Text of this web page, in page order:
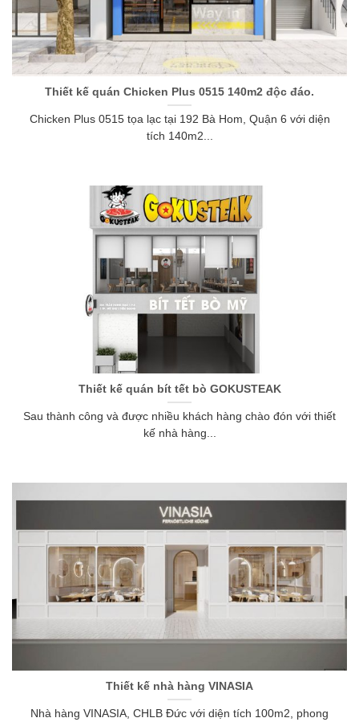
Thiết kế quán Chicken Plus 0515 140m2 độc đáo.
Chicken Plus 0515 tọa lạc tại 192 Bà Hom, Quận 6 với diện
tích 140m2...
Thiết kế quán bít tết bò GOKUSTEAK
Sau thành công và được nhiều khách hàng chào đón với thiết
kế nhà hàng...
Thiết kế nhà hàng VINASIA
Nhà hàng VINASIA, CHLB Đức với diện tích 100m2, phong